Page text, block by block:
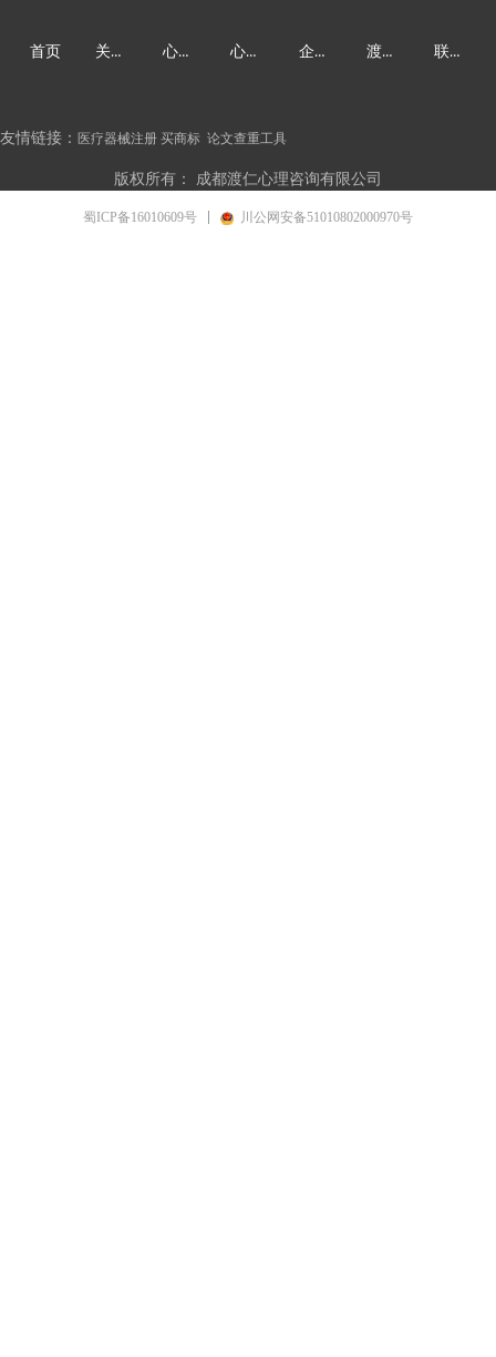
版权所有： 成都渡仁心理咨询有限公司
友情链接： 医疗器械注册买商标 论文查重工具
首页 关于渡仁 心理咨询 心理培训 企业EAP 渡仁风采 联系我们
蜀ICP备16010609号 川公网安备51010802000970号